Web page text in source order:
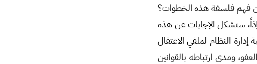
فهم فلسفة هذه الخطوات؟
إذاً، ستشكل الإجابات عن هذه
النظام لملفي الاعتقال
ومدى ارتباطه بالقوانين